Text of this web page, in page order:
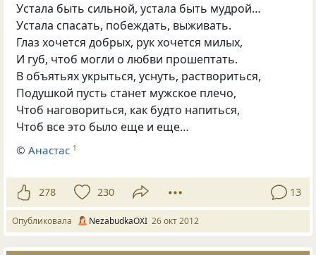
Устала быть сильной, устала быть мудрой…
Устала спасать, побеждать, выживать.
Глаз хочется добрых, рук хочется милых,
И губ, чтоб могли о любви прошептать.
В объятьях укрыться, уснуть, раствориться,
Подушкой пусть станет мужское плечо,
Чтоб наговориться, как будто напиться,
Чтоб все это было еще и еще…
©Анастас 1
278 230 13
Опубликовала NezabudkaOXI 26 окт 2012